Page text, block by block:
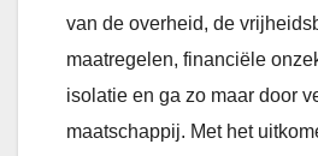
van de overheid, de
maatregelen, financiële
isolatie en ga zo maar door
maatschappij. Met het